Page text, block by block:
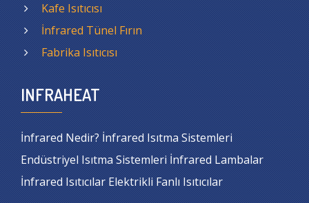
Kafe Isıtıcısı
İnfrared Tünel Fırın
Fabrika Isıtıcısı
INFRAHEAT
İnfrared Nedir? İnfrared Isıtma Sistemleri
Endüstriyel Isıtma Sistemleri İnfrared Lambalar
İnfrared Isıtıcılar Elektrikli Fanlı Isıtıcılar